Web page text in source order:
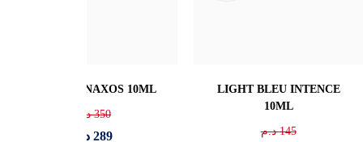
AZZARO THE MOSTE
WANTED 10ML
140د.م
VERSACE EROS 10ML
130د.م
109د.م